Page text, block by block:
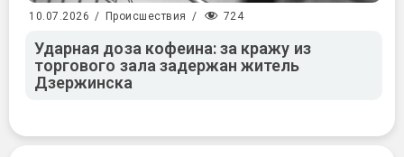
10.07.2026 / Происшествия / 724
Ударная доза кофеина: за кражу из
торгового зала задержан житель
Дзержинска